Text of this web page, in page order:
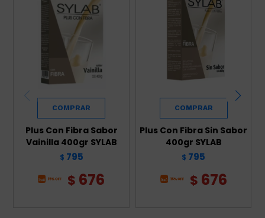
Plus Con Fibra Sabor
Vainilla 400gr SYLAB
$ 795
$ 676
Plus Con Fibra Sin Sabor
400gr SYLAB
$ 795
$ 676